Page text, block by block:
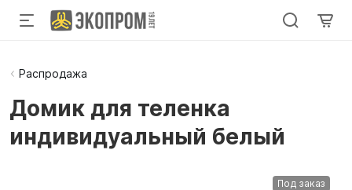
Распродажа
Домик для теленка
индивидуальный белый
Под заказ